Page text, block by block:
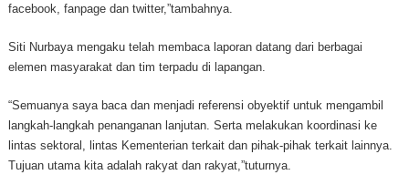
facebook, fanpage dan twitter,”tambahnya.
Siti Nurbaya mengaku telah membaca laporan datang dari berbagai
elemen masyarakat dan tim terpadu di lapangan.
“Semuanya saya baca dan menjadi referensi obyektif untuk mengambil
langkah-langkah penanganan lanjutan. Serta melakukan koordinasi ke
lintas sektoral, lintas Kementerian terkait dan pihak-pihak terkait lainnya.
Tujuan utama kita adalah rakyat dan rakyat,”tuturnya.